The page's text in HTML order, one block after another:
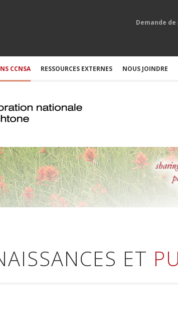
Demande
CCNSA RESSOURCES EXTERNES NOUS JOINDRE
ET